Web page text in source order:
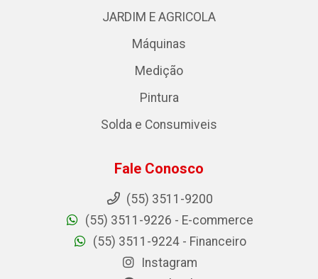
JARDIM E AGRICOLA
Máquinas
Medição
Pintura
Solda e Consumiveis
Fale Conosco
(55) 3511-9200
(55) 3511-9226 - E-commerce
(55) 3511-9224 - Financeiro
Instagram